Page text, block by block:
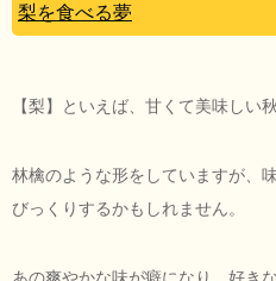
梨を食べる夢
【梨】といえば、甘くて美味しい
林檎のような形をしていますが、
びっくりするかもしれません。
あの爽やかな味が癖になり、好き